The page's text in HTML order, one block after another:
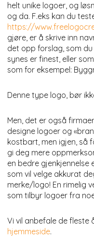
helt unike logoer, og
og da. F.eks kan du
https://
gjøre, er å skrive inn
det opp forslag, som
synes er finest, eller
som for eksempel:
Denne type logo, bør
Men, det er også
designe logoer og
kostbart, men igjen, så
gi deg mere
en bedre gjenkjennelse
som vil velge akkurat
merke/logo! En rimelig
som tilbyr logoer fra
Vi vil anbefale de fleste
hjemmeside.